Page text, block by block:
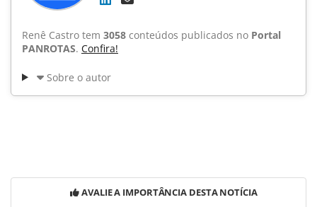
Renê Castro tem 3058 conteúdos publicados no Portal
PANROTAS. Confira!
Sobre o autor
AVALIE A IMPORTÂNCIA DESTA NOTÍCIA